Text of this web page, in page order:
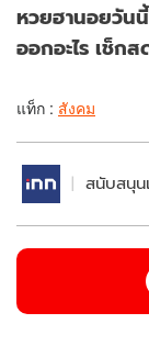
หวยฮานอยวัน
ออกอะไร เช็ก
แท็ก : สังคม
สนับสนุน